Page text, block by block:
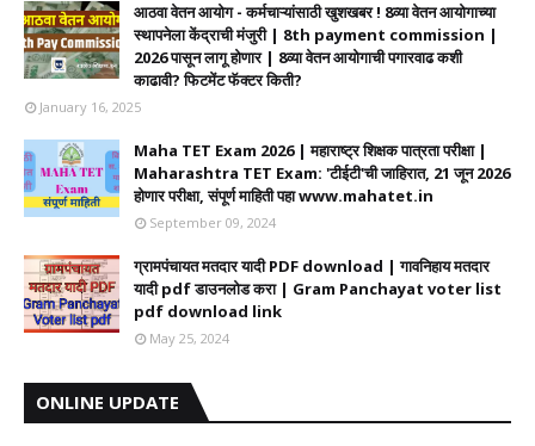
आठवा वेतन आयोग - कर्मचाऱ्यांसाठी खुशखबर ! 8व्या वेतन आयोगाच्या
स्थापनेला केंद्राची मंजुरी | 8th payment commission |
2026 पासून लागू होणार | 8व्या वेतन आयोगाची पगारवाढ कशी
काढावी? फिटमेंट फॅक्टर किती?
January 16, 2025
Maha TET Exam 2026 | महाराष्ट्र शिक्षक पात्रता परीक्षा |
Maharashtra TET Exam: 'टीईटी'ची जाहिरात, 21 जून 2026
होणार परीक्षा, संपूर्ण माहिती पहा www.mahatet.in
September 09, 2024
ग्रामपंचायत मतदार यादी PDF download | गावनिहाय मतदार
यादी pdf डाउनलोड करा | Gram Panchayat voter list
pdf download link
May 25, 2024
ONLINE UPDATE